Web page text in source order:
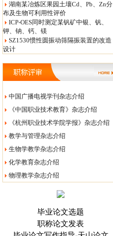
湖南某冶炼区果园土壤Cd、Pb、Zn分
布及生物可利用性评价
ICP-OES同时测定某钒矿中银、钒、
钾、钠、钙、镁
SZ1530惯性圆振动筛隔振装置的改造
设计
中国广播电视学刊杂志介绍
《中国职业技术教育》杂志介绍
《杭州职业技术学院学报》杂志介绍
教学与管理杂志介绍
生物学教学杂志介绍
化学教育杂志介绍
物理教学杂志介绍
毕业论文选题
职称论文发表